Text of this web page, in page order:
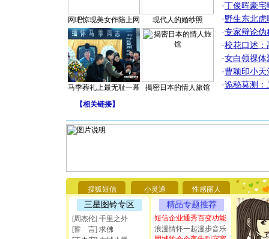
网吧惊现美女作陪上网 现代人的婚纱照
马季葬礼上最无耻一幕 揭密日本的情人旅馆
·丁俊晖豪
·野生东北
·专家辩论伪
·校花口述：
·女白领祼体
·曹颖印小天
·诡秘莫测：
【相关链接】
搜狐短信 小灵通 性感丽人
三星图铃专区
[周杰伦] 千里之外
[誓 言] 求佛
精品专题推荐
短信企业通秀百变功能
浪漫情怀一起漫步音乐
[圣诞节]
断电。爱
你是我专
[元旦]如
起；二是
离。水晶
[元旦]当